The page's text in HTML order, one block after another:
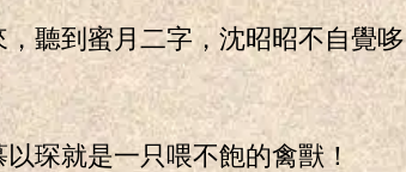
到蜜月二字，沈昭昭不自覺哆
就是一只喂不飽的禽獸！